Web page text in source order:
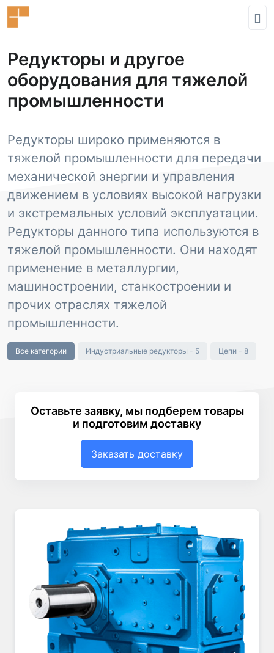
Редукторы и другое
оборудования для тяжелой
промышленности
Редукторы широко применяются в
тяжелой промышленности для передачи
механической энергии и управления
движением в условиях высокой нагрузки
и экстремальных условий эксплуатации.
Редукторы данного типа используются в
тяжелой промышленности. Они находят
применение в металлургии,
машиностроении, станкостроении и
прочих отраслях тяжелой
промышленности.
Все категории Индустриальные редукторы - 5 Цепи - 8
Оставьте заявку, мы подберем товары
и подготовим доставку
Заказать доставку